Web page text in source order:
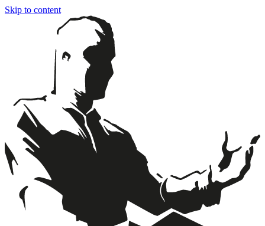
Skip to content